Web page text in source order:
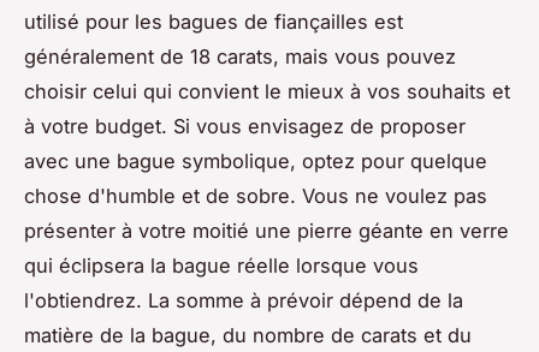
utilisé pour les bagues de fiançailles est
généralement de 18 carats, mais vous pouvez
choisir celui qui convient le mieux à vos souhaits et
à votre budget. Si vous envisagez de proposer
avec une bague symbolique, optez pour quelque
chose d'humble et de sobre. Vous ne voulez pas
présenter à votre moitié une pierre géante en verre
qui éclipsera la bague réelle lorsque vous
l'obtiendrez. La somme à prévoir dépend de la
matière de la bague, du nombre de carats et du